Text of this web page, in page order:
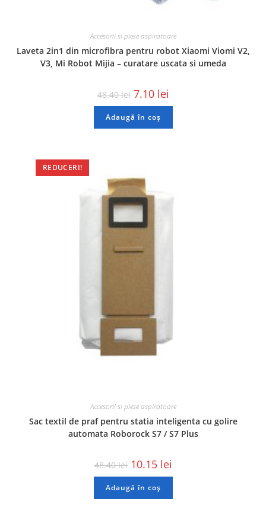
Accesorii si piese aspiratoare
Laveta 2in1 din microfibra pentru robot Xiaomi Viomi V2,
V3, Mi Robot Mijia – curatare uscata si umeda
48.40lei 7.10 lei
Adaugă în coș
REDUCERI!
Accesorii si piese aspiratoare
Sac textil de praf pentru statia inteligenta cu golire
automata Roborock S7 / S7 Plus
48.40lei 10.15 lei
Adaugă în coș